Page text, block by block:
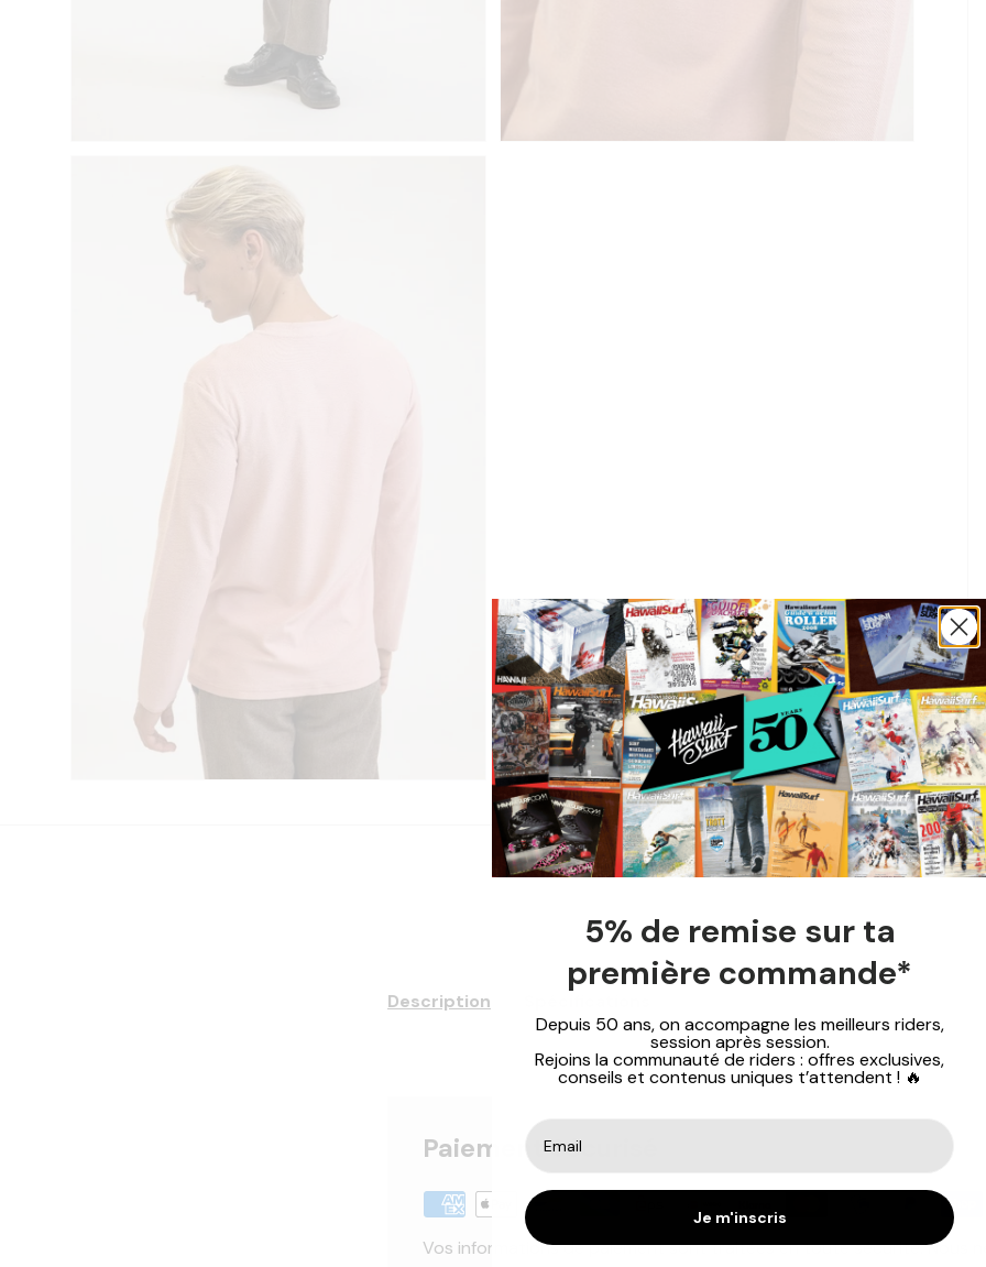
Description
Paiement Sécurisé
Vos informations de paiement sont traitées en toute sécurité. Nous
5% de remise sur ta
première commande*
Depuis 50 ans, on accompagne les meilleurs riders,
session après session.
Rejoins la communauté de riders : offres exclusives,
conseils et contenus uniques t’attendent ! 🔥
Je m'inscris